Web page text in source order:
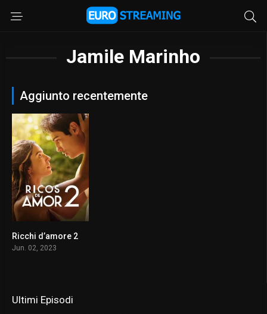
Jamile Marinho
Aggiunto recentemente
Ricchi d’amore 2
Jun. 02, 2023
Ultimi Episodi